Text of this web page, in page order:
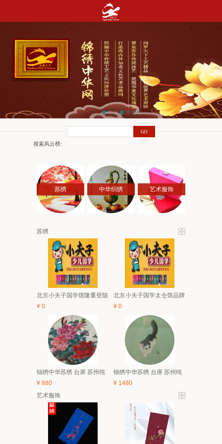
搜索风云榜:
苏绣 中华织绣 艺术服饰
苏绣
北京小夫子国学馆隆重登陆
活动开始啦！
¥ 0
北京小夫子国学太仓馆品牌
营简介
¥ 0
锦绣中华苏绣 台屏 苏州纯
装饰画 礼品
¥ 880
锦绣中华苏绣 台屏 苏州纯
装饰画 礼品
¥ 1480
艺术服饰